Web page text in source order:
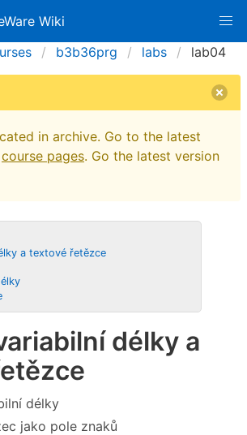
Wiki
b3b36prg labs lab04
in archive. Go to the latest
course pages. Go the latest version
a textové řetězce
délky a
délky
jako pole znaků